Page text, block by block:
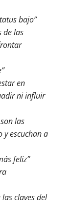
bajo”
de las
en
ni influir
las
y escuchan a
feliz”
claves del